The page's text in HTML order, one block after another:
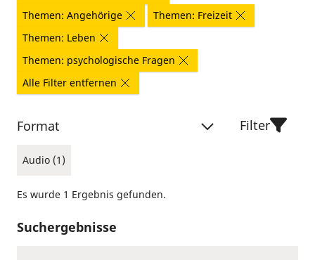
Themen: Angehörige
Themen: Freizeit
Themen: Leben
Themen: psychologische Fragen
Alle Filter entfernen
Format
Audio (1)
Filter
Es wurde 1 Ergebnis gefunden.
Suchergebnisse